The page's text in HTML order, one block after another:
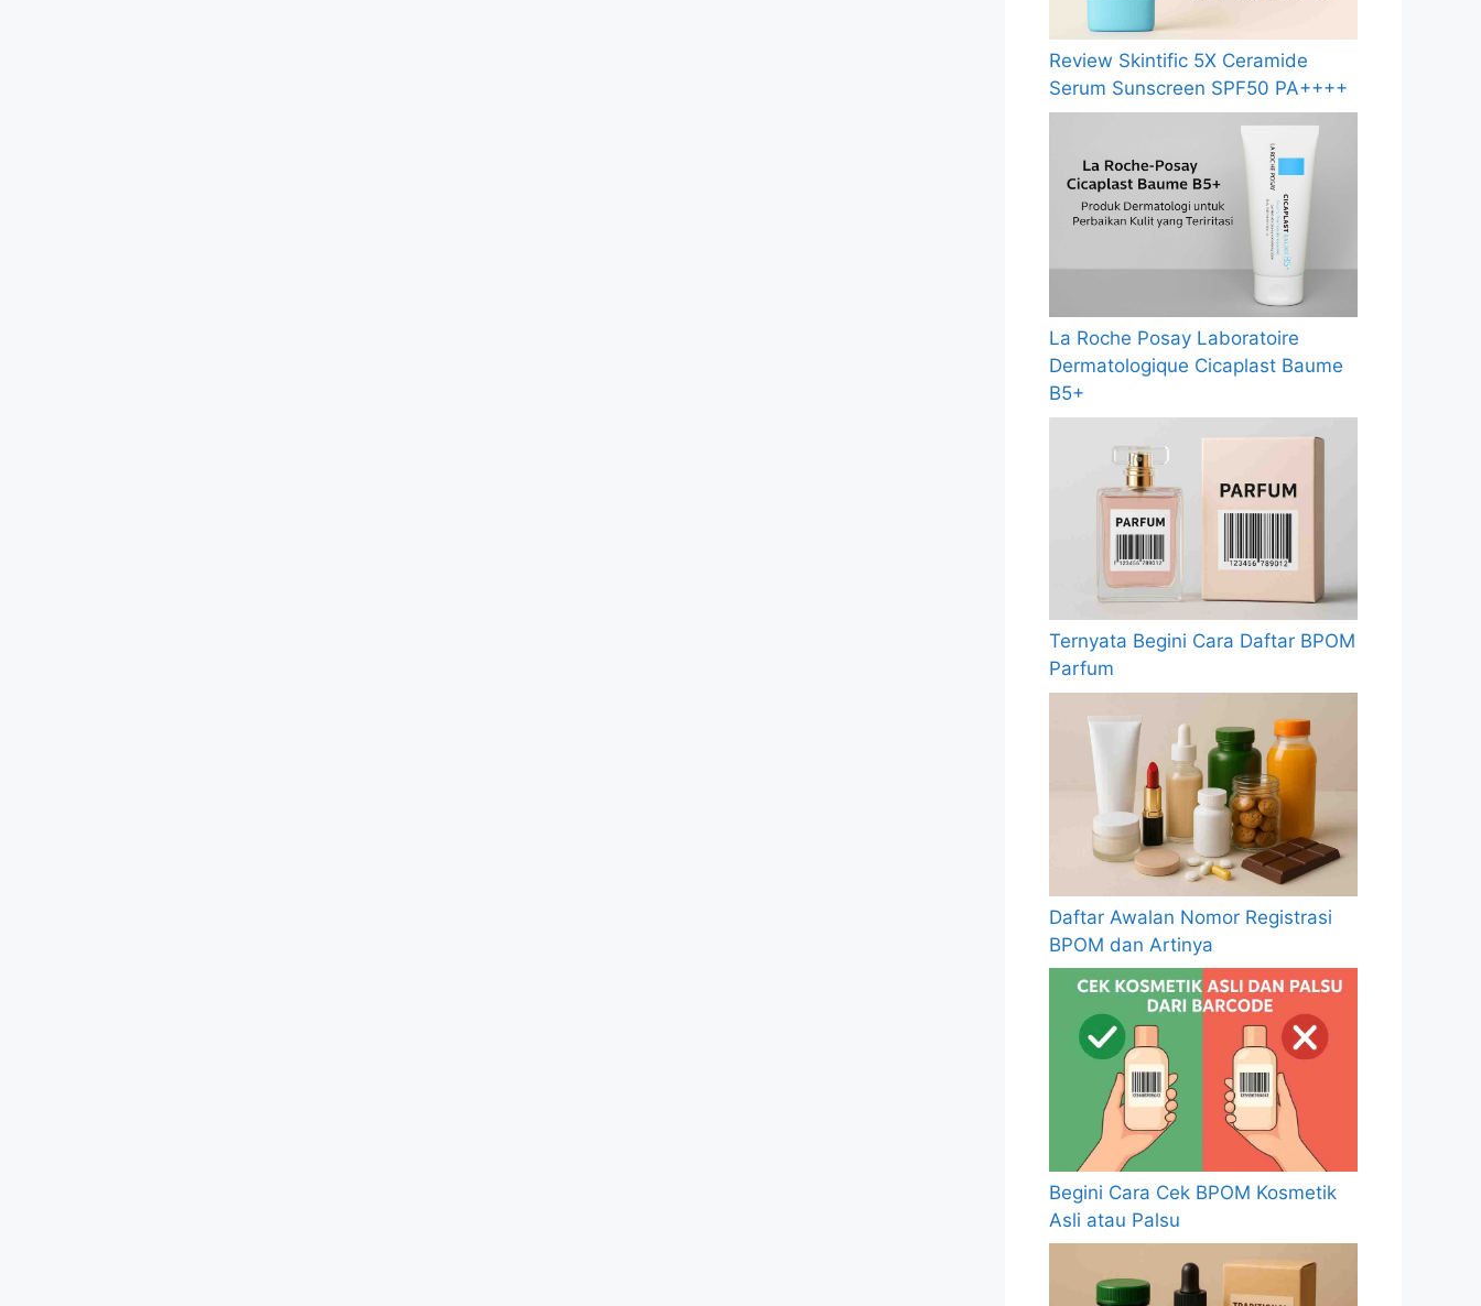
Review Skintific 5X Ceramide
Serum Sunscreen SPF50 PA++++
La Roche Posay Laboratoire
Dermatologique Cicaplast Baume
B5+
Ternyata Begini Cara Daftar BPOM
Parfum
Daftar Awalan Nomor Registrasi
BPOM dan Artinya
Begini Cara Cek BPOM Kosmetik
Asli atau Palsu